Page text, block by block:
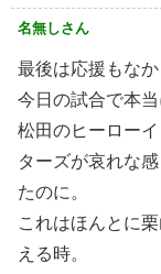
名無しさん
最後は応援もなか
今日の試合で本
松田のヒーロー
ターズが哀れな
たのに。
これはほんとに
える時。